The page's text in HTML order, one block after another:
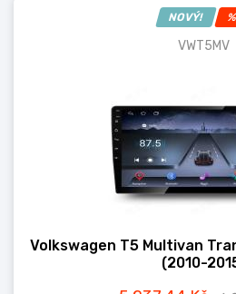
NOVÝ! %
VWT5MV
Volkswagen T5 Multivan
(2010-